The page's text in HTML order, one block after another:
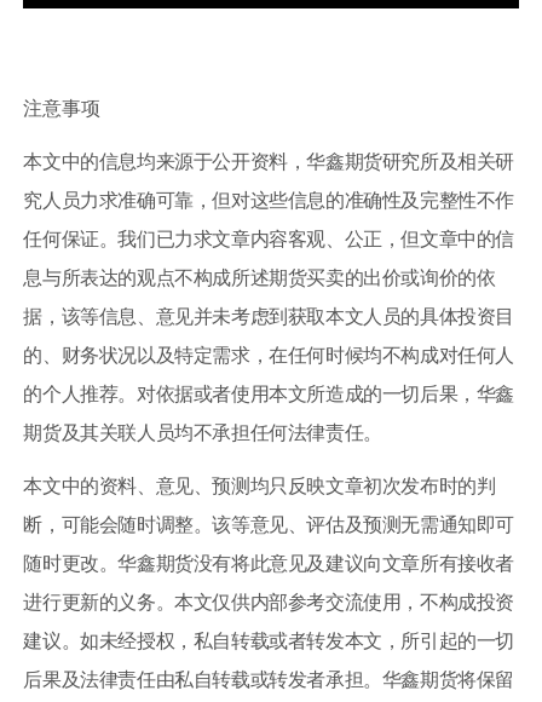
注意事项
本文中的信息均来源于公开资料，华鑫期货研究所及相关研
究人员力求准确可靠，但对这些信息的准确性及完整性不作
任何保证。我们已力求文章内容客观、公正，但文章中的信
息与所表达的观点不构成所述期货买卖的出价或询价的依
据，该等信息、意见并未考虑到获取本文人员的具体投资目
的、财务状况以及特定需求，在任何时候均不构成对任何人
的个人推荐。对依据或者使用本文所造成的一切后果，华鑫
期货及其关联人员均不承担任何法律责任。
本文中的资料、意见、预测均只反映文章初次发布时的判
断，可能会随时调整。该等意见、评估及预测无需通知即可
随时更改。华鑫期货没有将此意见及建议向文章所有接收者
进行更新的义务。本文仅供内部参考交流使用，不构成投资
建议。如未经授权，私自转载或者转发本文，所引起的一切
后果及法律责任由私自转载或转发者承担。华鑫期货将保留